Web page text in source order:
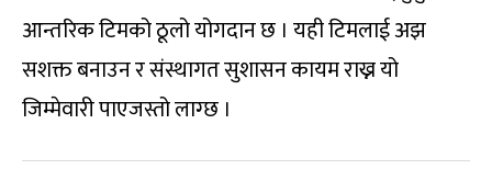
आन्तरिक टिमको ठूलो योगदान छ । यही टिमलाई अझ
सशक्त बनाउन र संस्थागत सुशासन कायम राख्न यो
जिम्मेवारी पाएजस्तो लाग्छ ।